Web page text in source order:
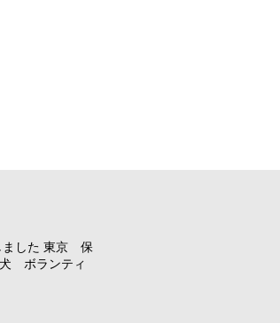
ました 東京 保
ボランティ